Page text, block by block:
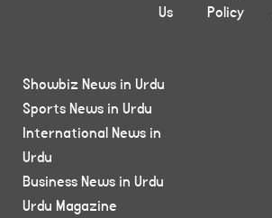
Policy
Us
Showbiz News in Urdu
Sports News in Urdu
International News in
Urdu
Business News in Urdu
Urdu Magazine